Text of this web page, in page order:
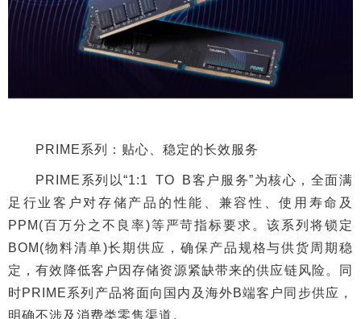
PRIME系列：贴心、稳定的长效服务
PRIME系列以“1:1 TO B客户服务”为核心，全面满
足行业客户对存储产品的性能、兼容性、使用寿命及
PPM(百万分之不良率)等严苛指标要求。该系列将锁定
BOM(物料清单)长期供应，确保产品规格与供货周期稳
定，有效降低客户因存储资源紧缺带来的供应链风险。同
时PRIME系列产品将面向国内及海外B端客户同步供应，
明确不涉及消费类零售渠道。